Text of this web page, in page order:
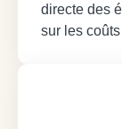
directe des
sur les